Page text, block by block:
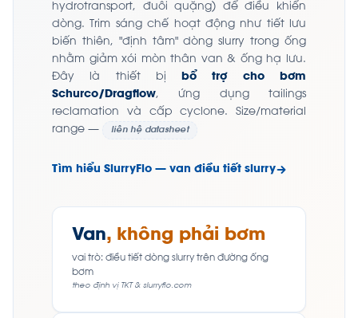
hydrotransport, đuôi quặng) để điều khiển
dòng. Trim sáng chế hoạt động như tiết lưu
biến thiên, "định tâm" dòng slurry trong ống
nhằm giảm xói mòn thân van & ống hạ lưu.
Đây là thiết bịbổ trợ cho bơm
Schurco/Dragflow, ứng dụng tailings
reclamation và cấp cyclone. Size/material
range —
liên hệ datasheet
Tìm hiểu SlurryFlo — van điều tiết slurry
Van, không phải bơm
vai trò: điều tiết dòng slurry trên đường ống
bơm
theo định vị TKT & slurryflo.com